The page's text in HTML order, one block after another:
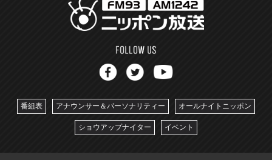
番組表 アナウンサー＆パーソナリティー オールナイトニッポン
ショウアップナイター イベント